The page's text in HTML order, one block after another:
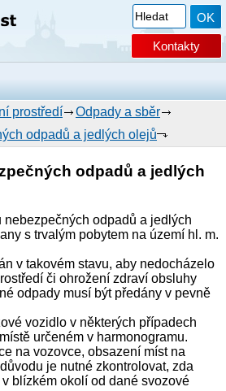
Kontakty
prostředí
Odpady a sběr
odpadů a jedlých olejů
odpadů a jedlých
odpadů a jedlých
s trvalým pobytem na území hl. m.
v takovém stavu, aby nedocházelo
či ohrožení zdraví obsluhy
odpady musí být předány v pevně
vozidlo v některých případech
určeném v harmonogramu.
na vozovce, obsazení míst na
je nutné zkontrolovat, zda
blízkém okolí od dané svozové